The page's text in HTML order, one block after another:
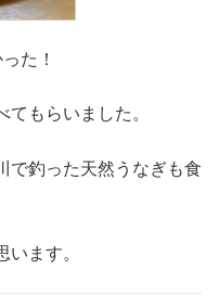
た！
もらいました。
で釣った天然うなぎも食
ます。